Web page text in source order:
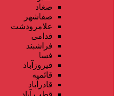
صغاد
صفاشهر
علامرودشت
فدامی
فراشبند
فسا
فیروزآباد
قائمیه
قادرآباد
قطب آباد